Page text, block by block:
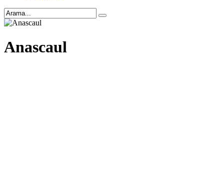
Anascaul